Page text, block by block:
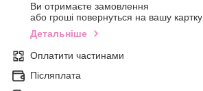
Ви отримаєте замовлення
або гроші повернуться на вашу картку
Детальніше
Оплатити частинами
Післяплата